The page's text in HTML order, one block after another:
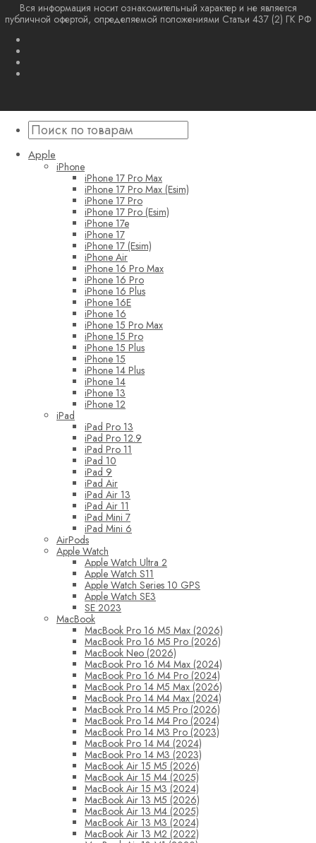
Вся информация носит ознакомительный характер и не является
публичной офертой, определяемой положениями Статьи 437 (2) ГК РФ
Apple
iPhone
iPhone 17 Pro Max
iPhone 17 Pro Max (Esim)
iPhone 17 Pro
iPhone 17 Pro (Esim)
iPhone 17e
iPhone 17
iPhone 17 (Esim)
iPhone Air
iPhone 16 Pro Max
iPhone 16 Pro
iPhone 16 Plus
iPhone 16E
iPhone 16
iPhone 15 Pro Max
iPhone 15 Pro
iPhone 15 Plus
iPhone 15
iPhone 14 Plus
iPhone 14
iPhone 13
iPhone 12
iPad
iPad Pro 13
iPad Pro 12.9
iPad Pro 11
iPad 10
iPad 9
iPad Air
iPad Air 13
iPad Air 11
iPad Mini 7
iPad Mini 6
AirPods
Apple Watch
Apple Watch Ultra 2
Apple Watch S11
Apple Watch Series 10 GPS
Apple Watch SE3
SE 2023
MacBook
MacBook Pro 16 M5 Max (2026)
MacBook Pro 16 M5 Pro (2026)
MacBook Neo (2026)
MacBook Pro 16 M4 Max (2024)
MacBook Pro 16 M4 Pro (2024)
MacBook Pro 14 M5 Max (2026)
MacBook Pro 14 M4 Max (2024)
MacBook Pro 14 M5 Pro (2026)
MacBook Pro 14 M4 Pro (2024)
MacBook Pro 14 M3 Pro (2023)
MacBook Pro 14 M4 (2024)
MacBook Pro 14 M3 (2023)
MacBook Air 15 M5 (2026)
MacBook Air 15 M4 (2025)
MacBook Air 15 M3 (2024)
MacBook Air 13 M5 (2026)
MacBook Air 13 M4 (2025)
MacBook Air 13 M3 (2024)
MacBook Air 13 M2 (2022)